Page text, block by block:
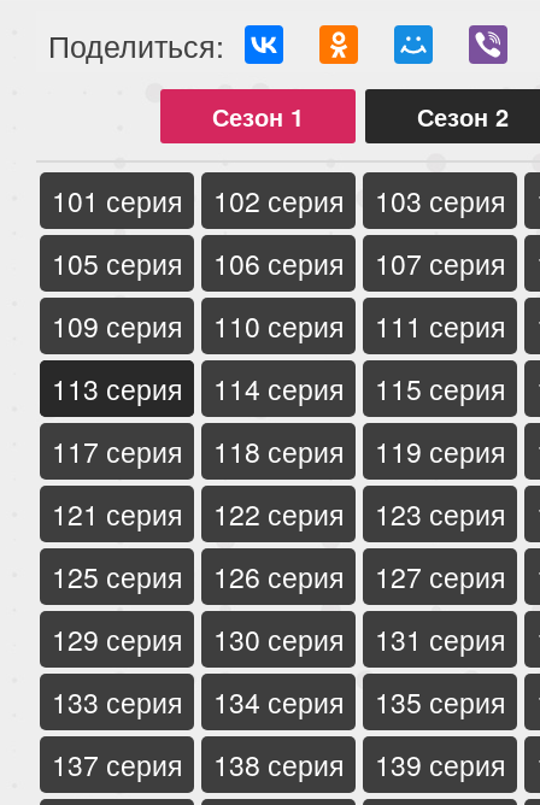
Поделиться:
Сезон 1 Сезон 2
101 серия 102 серия 103 серия
105 серия
106 серия 107 серия
109 серия
110 серия 111 серия
113 серия
114 серия 115 серия
117 серия
118 серия 119 серия
121 серия
122 серия 123 серия
125 серия
126 серия 127 серия
129 серия
130 серия 131 серия
133 серия
134 серия 135 серия
137 серия
138 серия 139 серия